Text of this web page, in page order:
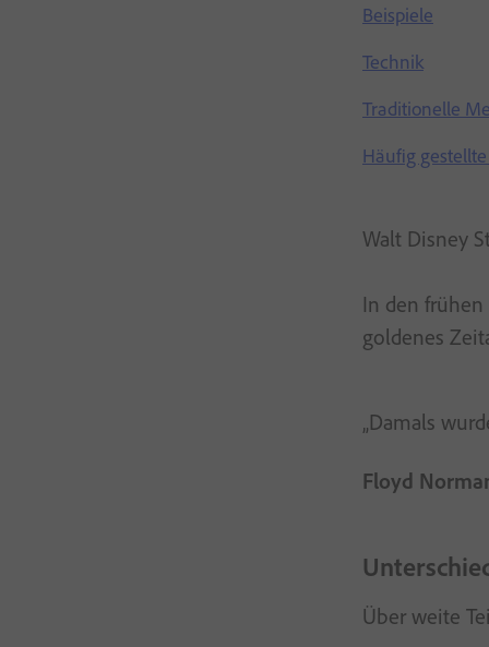
Beispiele
Technik
Traditionelle
Häufig
Walt Disney
In den
goldenes
„Damals
Floyd
Über weite